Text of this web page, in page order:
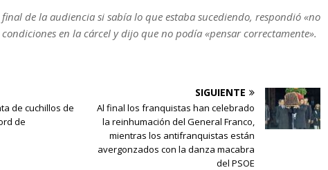
de la audiencia si sabía lo que estaba sucediendo, respondió «no
en la cárcel y dijo que no podía «pensar correctamente».
de cuchillos de
de
SIGUIENTE
Al final los franquistas han celebrado
la reinhumación del General Franco,
mientras los antifranquistas están
avergonzados con la danza macabra
del PSOE